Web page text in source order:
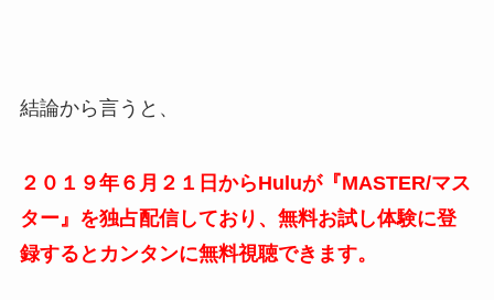
結論から言うと、
２０１９年６月２１日からHuluが『MASTER/マス
ター』を独占配信しており、無料お試し体験に登
録するとカンタンに無料視聴できます。